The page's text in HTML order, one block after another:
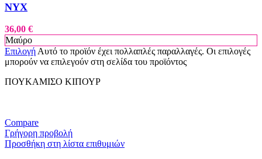
NYX
36,00 €
Μαύρο
Επιλογή Αυτό το προϊόν έχει πολλαπλές παραλλαγές. Οι επιλογές
μπορούν να επιλεγούν στη σελίδα του προϊόντος
ΠΟΥΚΑΜΙΣΟ ΚΙΠΟΥΡ
Compare
Γρήγορη προβολή
Προσθήκη στη λίστα επιθυμιών